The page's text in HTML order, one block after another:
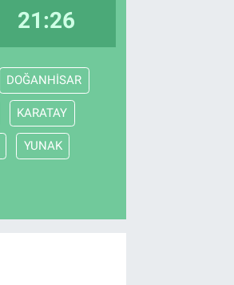
21:26
DOĞANHİSAR
KARATAY
YUNAK